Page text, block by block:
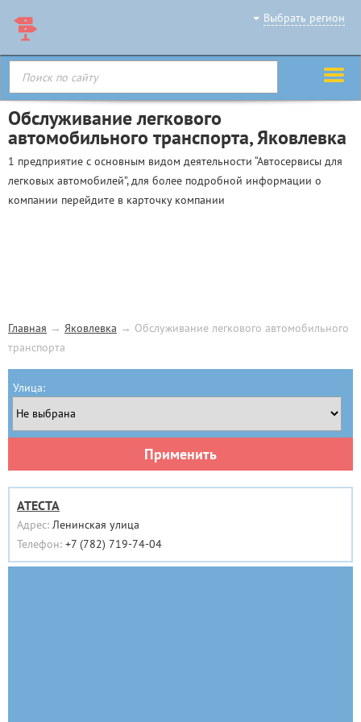
Выбрать регион
Обслуживание легкового
автомобильного транспорта, Яковлевка
1 предприятие с основным видом деятельности “Автосервисы для
легковых автомобилей”, для более подробной информации о
компании перейдите в карточку компании
Главная → Яковлевка → Обслуживание легкового автомобильного
транспорта
Улица:
Применить
АТЕСТА
Адрес: Ленинская улица
Телефон: +7 (782) 719-74-04